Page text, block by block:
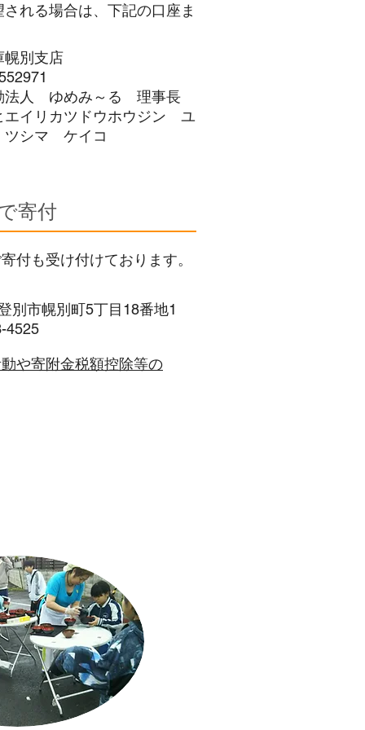
れる場合は、下記の口座ま
別支店
法人 ゆめみ～る 理事長
イリカツドウホウジン ユ
シマ ケイコ
寄付
付も受け付けております。
市幌別町5丁目18番地1
4525
や寄附金税額控除等の